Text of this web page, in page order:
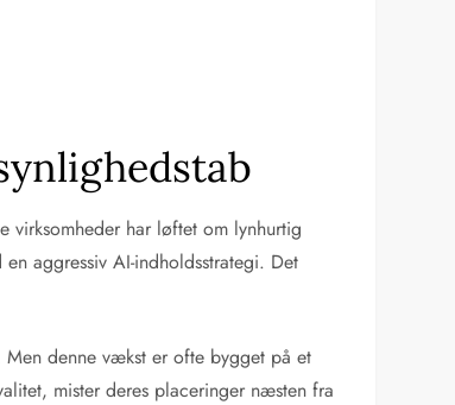
virksomheder har løftet om lynhurtig
aggressiv AI-indholdsstrategi. Det
denne vækst er ofte bygget på et
mister deres placeringer næsten fra